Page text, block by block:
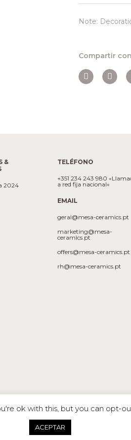
Note:
Compartir con
&
2024
TELÉFONO
+351 234 243 980
a red fija nacional»
EMAIL
geral@mesa-ceramics.pt
marketing@mesa-
ceramics.pt
offers@mesa-ceramics.pt
rh@mesa-ceramics.pt
ok with this, but you can opt-
ACEPTAR